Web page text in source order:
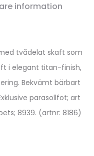
information
tvådelat skaft som
i elegant titan-finish,
Bekvämt bärbart
parasollfot; art
8939. (artnr: 8186)